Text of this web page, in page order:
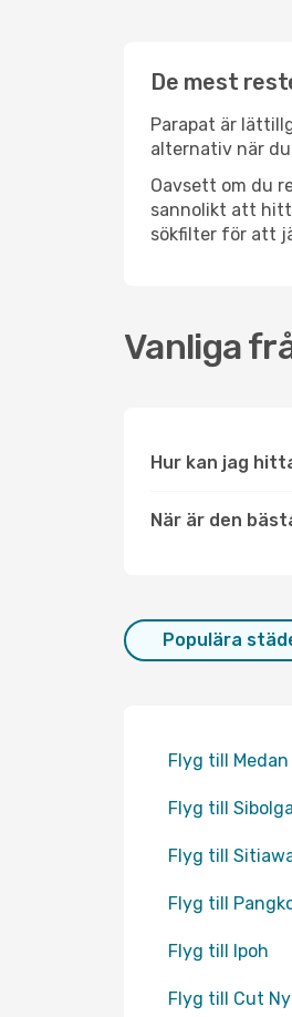
De mest
Parapat är
alternativ när
Oavsett om du
sannolikt att
sökfilter för att
Vanliga
Hur kan jag
När är den
Populära
Flyg till Medan
Flyg till Sibolga
Flyg till
Flyg till
Flyg till Ipoh
Flyg till Cut